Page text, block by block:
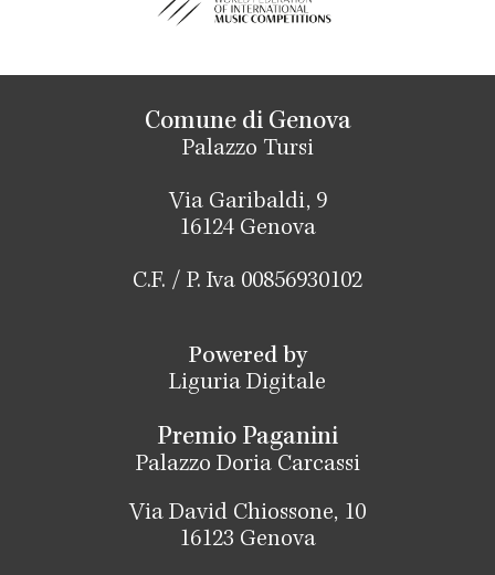
Comune di Genova
Palazzo Tursi
Via Garibaldi, 9
16124 Genova
C.F. / P. Iva 00856930102
Powered by
Liguria Digitale
Premio Paganini
Palazzo Doria Carcassi
Via David Chiossone, 10
16123 Genova